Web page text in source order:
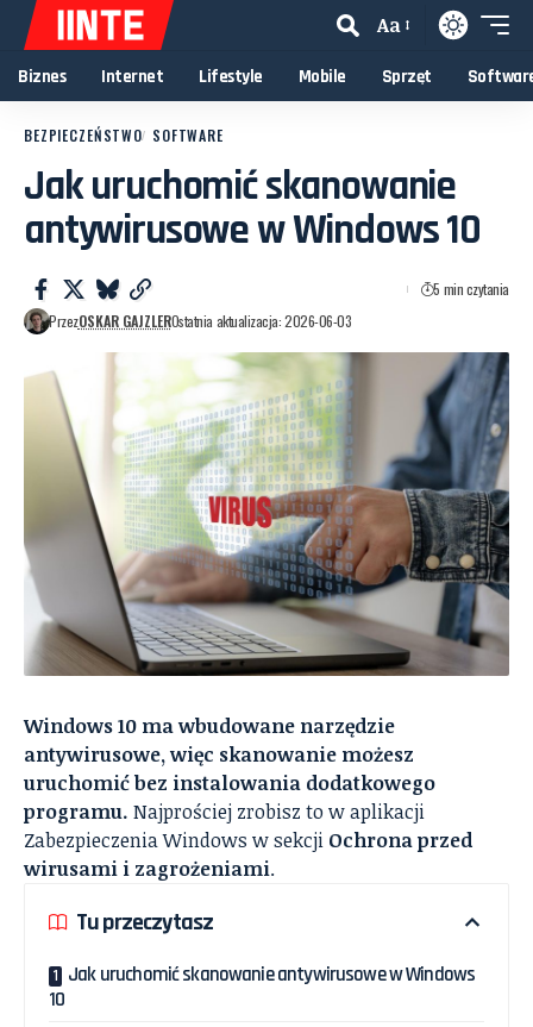
Aa
Biznes Internet Lifestyle Mobile Sprzęt
BEZPIECZEŃSTWO SOFTWARE
Jak uruchomić skanowanie
antywirusowe w Windows 10
PrzezOSKAR GAJZLEROstatnia aktualizacja: 2026-06-03
5 min czytania
Windows 10 ma wbudowane narzędzie
antywirusowe, więc skanowanie możesz
uruchomić bez instalowania dodatkowego
programu. Najprościej zrobisz to w aplikacji
Zabezpieczenia Windows w sekcji Ochrona przed
wirusami i zagrożeniami.
Tu przeczytasz
Jak uruchomić skanowanie antywirusowe w Windows
10